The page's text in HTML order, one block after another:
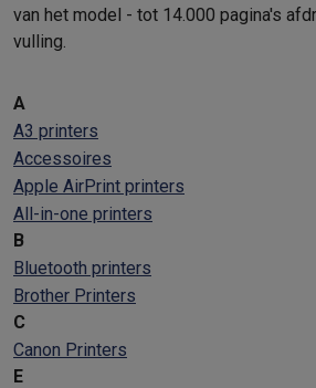
van het model - tot 14.000 pagina's
vulling.
A
A3 printers
Accessoires
Apple AirPrint printers
All-in-one printers
B
Bluetooth printers
Brother Printers
C
Canon Printers
E